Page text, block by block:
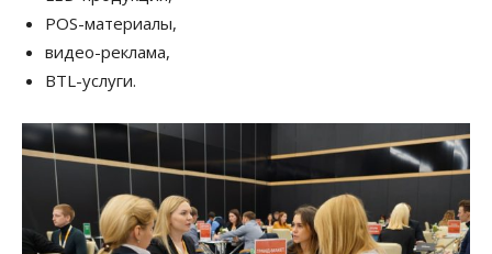
POS-материалы,
видео-реклама,
BTL-услуги.